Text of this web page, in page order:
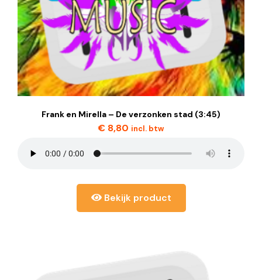
Frank en Mirella – De verzonken stad (3:45)
€ 8,80 incl. btw
Bekijk product